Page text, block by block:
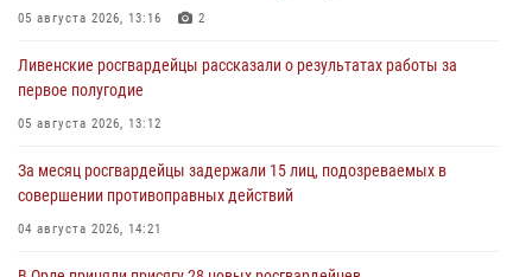
05 августа 2026, 13:16 2
Ливенские росгвардейцы рассказали о результатах работы за
первое полугодие
05 августа 2026, 13:12
За месяц росгвардейцы задержали 15 лиц, подозреваемых в
совершении противоправных действий
04 августа 2026, 14:21